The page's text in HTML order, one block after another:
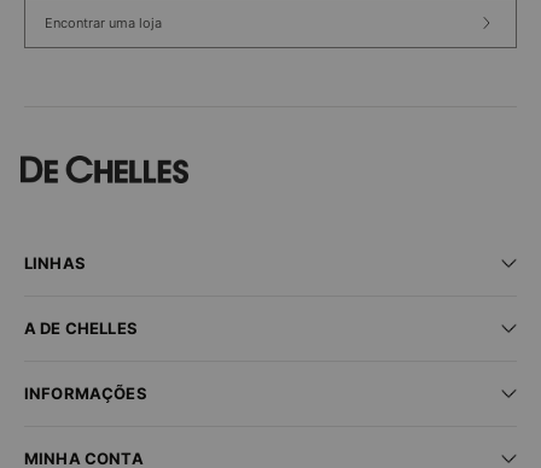
Encontrar uma loja
LINHAS
Fitness
A DE CHELLES
Encontre uma loja
INFORMAÇÕES
Trocas e devoluções
MINHA CONTA